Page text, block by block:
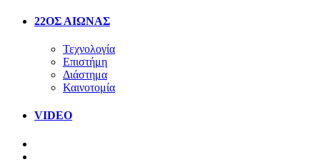
22ΟΣ ΑΙΩΝΑΣ
Τεχνολογία
Επιστήμη
Διάστημα
Καινοτομία
VIDEO